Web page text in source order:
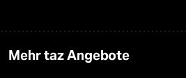
Mehr taz Angebote